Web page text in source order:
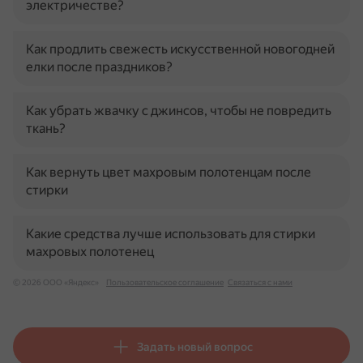
электричестве?
Как продлить свежесть искусственной новогодней
елки после праздников?
Как убрать жвачку с джинсов, чтобы не повредить
ткань?
Как вернуть цвет махровым полотенцам после
стирки
Какие средства лучше использовать для стирки
махровых полотенец
© 2026 ООО «Яндекс» Пользовательское соглашение Связаться с нами
Задать новый вопрос